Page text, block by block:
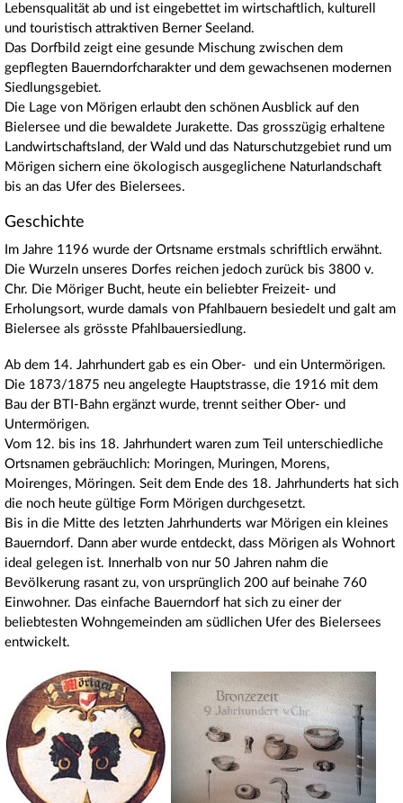
Lebensqualität ab und ist eingebettet im wirtschaftlich, kulturell
und touristisch attraktiven Berner Seeland.
Das Dorfbild zeigt eine gesunde Mischung zwischen dem
gepflegten Bauerndorfcharakter und dem gewachsenen modernen
Siedlungsgebiet.
Die Lage von Mörigen erlaubt den schönen Ausblick auf den
Bielersee und die bewaldete Jurakette. Das grosszügig erhaltene
Landwirtschaftsland, der Wald und das Naturschutzgebiet rund um
Mörigen sichern eine ökologisch ausgeglichene Naturlandschaft
bis an das Ufer des Bielersees.
Geschichte
Im Jahre 1196 wurde der Ortsname erstmals schriftlich erwähnt.
Die Wurzeln unseres Dorfes reichen jedoch zurück bis 3800 v.
Chr. Die Möriger Bucht, heute ein beliebter Freizeit- und
Erholungsort, wurde damals von Pfahlbauern besiedelt und galt am
Bielersee als grösste Pfahlbauersiedlung.
Ab dem 14. Jahrhundert gab es ein Ober- und ein Untermörigen.
Die 1873/1875 neu angelegte Hauptstrasse, die 1916 mit dem
Bau der BTI-Bahn ergänzt wurde, trennt seither Ober- und
Untermörigen.
Vom 12. bis ins 18. Jahrhundert waren zum Teil unterschiedliche
Ortsnamen gebräuchlich: Moringen, Muringen, Morens,
Moirenges, Möringen. Seit dem Ende des 18. Jahrhunderts hat sich
die noch heute gültige Form Mörigen durchgesetzt.
Bis in die Mitte des letzten Jahrhunderts war Mörigen ein kleines
Bauerndorf. Dann aber wurde entdeckt, dass Mörigen als Wohnort
ideal gelegen ist. Innerhalb von nur 50 Jahren nahm die
Bevölkerung rasant zu, von ursprünglich 200 auf beinahe 760
Einwohner. Das einfache Bauerndorf hat sich zu einer der
beliebtesten Wohngemeinden am südlichen Ufer des Bielersees
entwickelt.